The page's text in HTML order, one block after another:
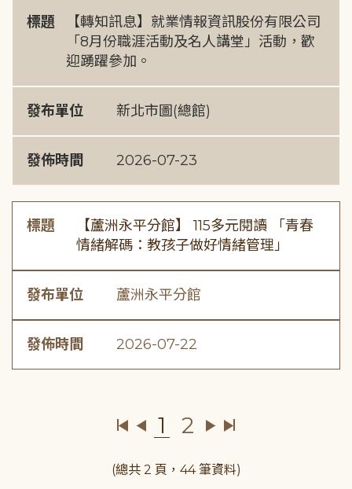
標題
【轉知訊息】就業情報資訊股份有限公司
「8月份職涯活動及名人講堂」活動，歡
迎踴躍參加。
發布單位 新北市圖(總館)
發佈時間 2026-07-23
標題
【蘆洲永平分館】 115多元閱讀 「青春
情緒解碼：教孩子做好情緒管理」
發布單位 蘆洲永平分館
發佈時間 2026-07-22
1 2
(總共 2 頁，44 筆資料)